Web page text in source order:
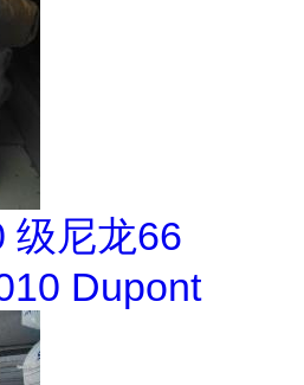
级尼龙66
Dupont